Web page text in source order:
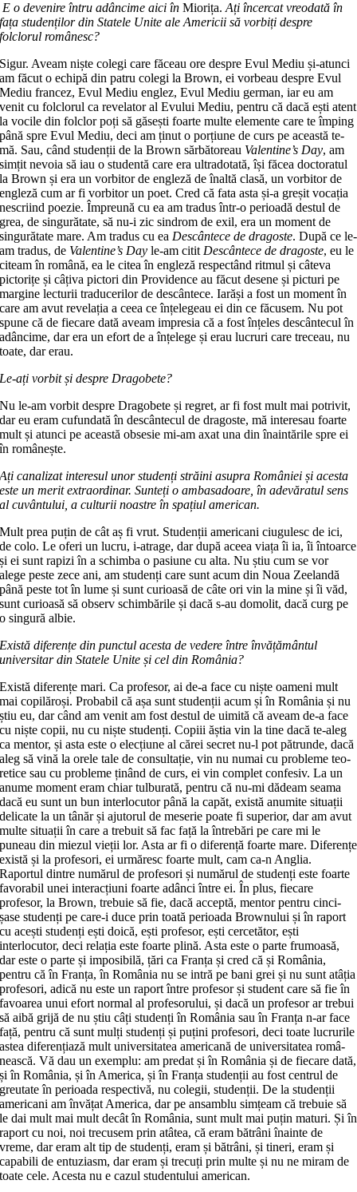
E o devenire întru adâncime aici înMiorița.Ați încercat vreodată în
fața stu­denților din Statele Unite ale Americii să vorbiți despre
folclorul românesc?
Sigur. Aveam niște colegi care fă­ceau ore despre Evul Mediu și-atunci
am făcut o echipă din patru colegi la Brown, ei vorbeau despre Evul
Mediu francez, Evul Mediu englez, Evul Me­diu german, iar eu am
venit cu folclorul ca revelator al Evului Mediu, pentru că dacă ești atent
la vocile din folclor poți să găsești foarte multe elemente care te împing
până spre Evul Mediu, deci am ținut o porțiune de curs pe această te­
mă. Sau, când studenții de la Brown săr­bătoreau Valentine’s Day, am
simțit ne­vo­ia să iau o studentă care era ultra­dotată, își făcea doctoratul
la Brown și era un vorbitor de engleză de înaltă cla­să, un vorbitor de
engleză cum ar fi vor­bi­tor un poet. Cred că fata asta și-a gre­șit vocația
nescriind poezie. Împreună cu ea am tradus într-o perioadă destul de
grea, de singurătate, să nu-i zic sin­drom de exil, era un moment de
singu­ră­tate mare. Am tradus cu eaDescântece de dragoste. După ce le-
am tradus, de Valentine’s Day le-am cititDescântece de dragoste, eu le
citeam în română, ea le citea în engleză respectând ritmul și câteva
pictorițe și câțiva pictori din Providence au făcut desene și picturi pe
margine lecturii traducerilor de des­cân­tece. Iarăși a fost un moment în
care am avut revelația a ceea ce înțelegeau ei din ce făcusem. Nu pot
spune că de fiecare dată aveam impresia că a fost înțeles des­cân­tecul în
adâncime, dar era un efort de a înțelege și erau lucruri care treceau, nu
toate, dar erau.
Le-ați vorbit și despre Dragobete?
Nu le-am vorbit despre Dragobete și regret, ar fi fost mult mai potrivit,
dar eu eram cufundată în descântecul de dra­goste, mă interesau foarte
mult și atunci pe această obsesie mi-am axat una din înaintările spre ei
în româ­nește.
Ați canalizat interesul unor studenți străini asupra României și acesta
este un merit extraordinar. Sunteți o amba­sa­doa­re, în adevăratul sens
al cuvântului, a culturii noastre în spațiul american.
Mult prea puțin de cât aș fi vrut. Studenții americani ciugulesc de ici,
de colo. Le oferi un lucru, i-atrage, dar du­pă aceea viața îi ia, îi întoarce
și ei sunt rapizi în a schimba o pasiune cu alta. Nu știu cum se vor
alege peste zece ani, am studenți care sunt acum din Noua Zeelandă
până peste tot în lume și sunt curioasă de câte ori vin la mine și îi văd,
sunt curioasă să observ schimbările și da­că s-au domolit, dacă curg pe
o sin­gură albie.
Există diferențe din punctul acesta de vedere între învățământul
universitar din Statele Unite și cel din România?
Există diferențe mari. Ca profesor, ai de-a face cu niște oameni mult
mai co­pilăroși. Probabil că așa sunt studenții acum și în România și nu
știu eu, dar când am venit am fost destul de uimită că aveam de-a face
cu niște copii, nu cu niște studenți. Copiii ăștia vin la tine da­că te-aleg
ca mentor, și asta este o elec­țiune al cărei secret nu-l pot pătrunde, dacă
aleg să vină la orele tale de con­sul­tație, vin nu numai cu probleme teo­
re­tice sau cu probleme ținând de curs, ei vin complet confesiv. La un
anume mo­ment eram chiar tulburată, pentru că nu-mi dădeam seama
dacă eu sunt un bun interlocutor până la capăt, există anumite situații
delicate la un tânăr și ajutorul de meserie poate fi superior, dar am avut
multe situații în care a tre­buit să fac față la întrebări pe care mi le
puneau din miezul vieții lor. Asta ar fi o diferență foarte mare. Diferențe
există și la profesori, ei urmăresc foarte mult, cam ca-n Anglia.
Raportul dintre nu­mă­rul de profesori și numărul de stu­denți este foarte
favorabil unei interac­țiuni foarte adânci între ei. În plus, fie­care
profesor, la Brown, trebuie să fie, dacă acceptă, mentor pentru cinci-
șase stu­denți pe care-i duce prin toată peri­oa­da Brownului și în raport
cu acești stu­denți ești doică, ești profesor, ești cercetător, ești
interlocutor, deci relația este foarte plină. Asta este o parte fru­moa­să,
dar este o parte și imposibilă, țări ca Franța și cred că și România,
pentru că în Franța, în România nu se intră pe bani grei și nu sunt atâția
profesori, adi­că nu este un raport între profesor și stu­dent care să fie în
favoarea unui efort normal al profesorului, și dacă un pro­fesor ar trebui
să aibă grijă de nu știu câți studenți în România sau în Franța n-ar face
față, pentru că sunt mulți stu­denți și puțini profesori, deci toate lu­cru­rile
astea diferențiază mult universi­ta­tea americană de universitatea româ­
neas­că. Vă dau un exemplu: am predat și în România și de fiecare dată,
și în România, și în America, și în Franța stu­denții au fost centrul de
greutate în pe­rioada respectivă, nu colegii, studen­ții. De la studenții
americani am învățat America, dar pe ansamblu simțeam că trebuie să
le dai mult mai mult decât în România, sunt mult mai puțin maturi. Și în
raport cu noi, noi trecusem prin atâtea, că eram bătrâni înainte de
vreme, dar eram alt tip de studenți, eram și bă­trâni, și tineri, eram și
capabili de entu­ziasm, dar eram și trecuți prin multe și nu ne miram de
toate cele. Acesta nu e cazul studentului american.